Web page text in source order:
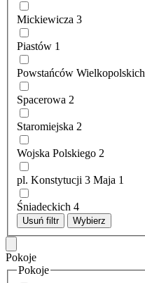
Mickiewicza 3
Piastów 1
Powstańców Wielkopolskich
Spacerowa 2
Staromiejska 2
Wojska Polskiego 2
pl. Konstytucji 3 Maja 1
Śniadeckich 4
Usuń filtr Wybierz
Pokoje
Pokoje